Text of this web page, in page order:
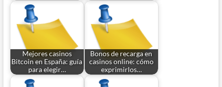
Mejores casinos
Bitcoin en España: guía
para elegir…
Bonos de recarga en
casinos online: cómo
exprimirlos…